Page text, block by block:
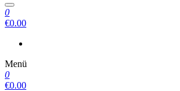
0
€0.00
Menü
0
€0.00